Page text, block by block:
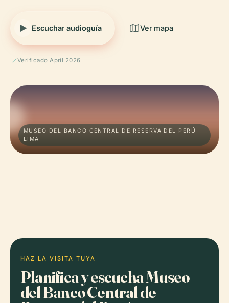
Escuchar audioguía Ver mapa
Verificado April 2026
MUSEO DEL BANCO CENTRAL DE RESERVA DEL PERÚ ·
LIMA
HAZ LA VISITA TUYA
Planifica y escucha Museo
del Banco Central de